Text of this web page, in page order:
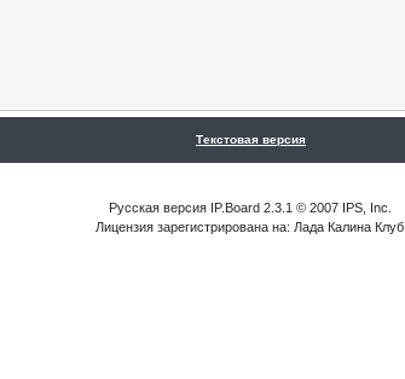
Текстовая версия
Русская версия IP.Board 2.3.1 © 2007 IPS, Inc.
Лицензия зарегистрирована на: Лада Калина Клуб